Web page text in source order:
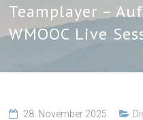
Teamplayer –
WMOOC Live
28. November 2025